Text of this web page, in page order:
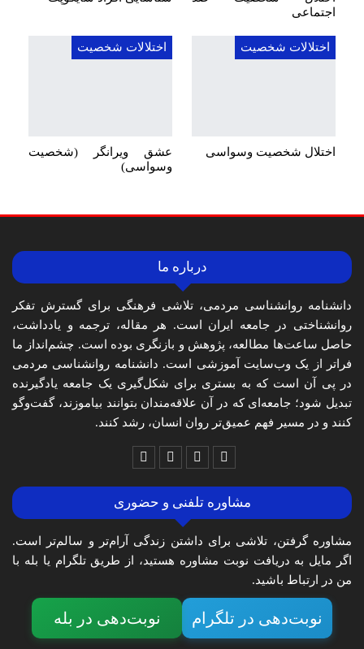
اجتماعی
اختلالات شخصیت
اختلال شخصیت وسواسی
اختلالات شخصیت
عشق ویرانگر (شخصیت
وسواسی)
درباره ما
دانشنامه روانشناسی مردمی، تلاشی فرهنگی برای گسترش تفکر
روانشناختی در جامعه ایران است. هر مقاله، ترجمه و یادداشت،
حاصل ساعت‌ها مطالعه، پژوهش و بازنگری بوده است. چشم‌انداز ما
فراتر از یک وب‌سایت آموزشی است. دانشنامه روانشناسی مردمی
در پی آن است که به بستری برای شکل‌گیری یک جامعه یادگیرنده
تبدیل شود؛ جامعه‌ای که در آن علاقه‌مندان بتوانند بیاموزند، گفت‌وگو
کنند و در مسیر فهم عمیق‌تر روان انسان، رشد کنند.
مشاوره تلفنی و حضوری
مشاوره گرفتن، تلاشی برای داشتن زندگی آرام‌تر و سالم‌تر است.
اگر مایل به دریافت نوبت مشاوره هستید، از طریق تلگرام یا بله با
من در ارتباط باشید.
نوبت‌دهی در تلگرام نوبت‌دهی در بله